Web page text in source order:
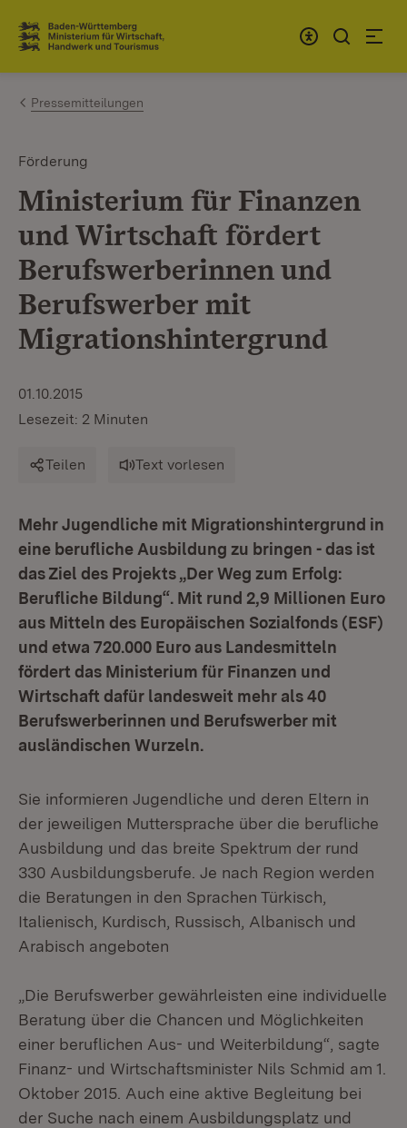
Zum Inhalt springen
Link zur Startseite
Pressemitteilungen
Förderung
Ministerium für Finanzen
und Wirtschaft fördert
Berufswerberinnen und
Berufswerber mit
Migrationshintergrund
01.10.2015
Lesezeit: 2 Minuten
Teilen Text vorlesen
Mehr Jugendliche mit Migrationshintergrund in
eine berufliche Ausbildung zu bringen - das ist
das Ziel des Projekts „Der Weg zum Erfolg:
Berufliche Bildung“. Mit rund 2,9 Millionen Euro
aus Mitteln des Europäischen Sozialfonds (ESF)
und etwa 720.000 Euro aus Landesmitteln
fördert das Ministerium für Finanzen und
Wirtschaft dafür landesweit mehr als 40
Berufswerberinnen und Berufswerber mit
ausländischen Wurzeln.
Sie informieren Jugendliche und deren Eltern in
der jeweiligen Muttersprache über die berufliche
Ausbildung und das breite Spektrum der rund
330 Ausbildungsberufe. Je nach Region werden
die Beratungen in den Sprachen Türkisch,
Italienisch, Kurdisch, Russisch, Albanisch und
Arabisch angeboten
„Die Berufswerber gewährleisten eine individuelle
Beratung über die Chancen und Möglichkeiten
einer beruflichen Aus- und Weiterbildung“, sagte
Finanz- und Wirtschaftsminister Nils Schmid am 1.
Oktober 2015. Auch eine aktive Begleitung bei
der Suche nach einem Ausbildungsplatz und